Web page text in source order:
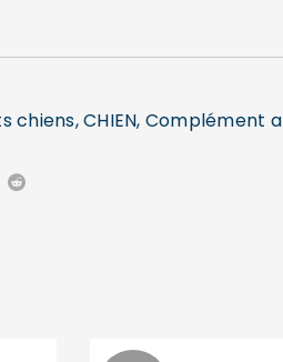
chiens,CHIEN, Complément